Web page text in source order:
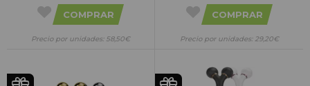
COMPRAR
Precio por unidades: 58,50€
COMPRAR
Precio por unidades: 29,20€